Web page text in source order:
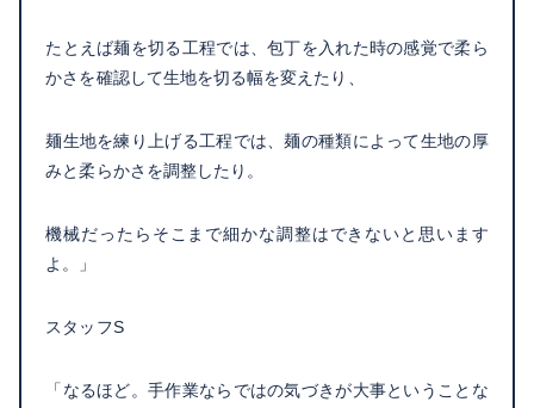
たとえば麺を切る工程では、包丁を入れた時の感覚で柔ら
かさを確認して生地を切る幅を変えたり、
麺生地を練り上げる工程では、麺の種類によって生地の厚
みと柔らかさを調整したり。
機械だったらそこまで細かな調整はできないと思います
よ。」
スタッフS
「なるほど。手作業ならではの気づきが大事ということな